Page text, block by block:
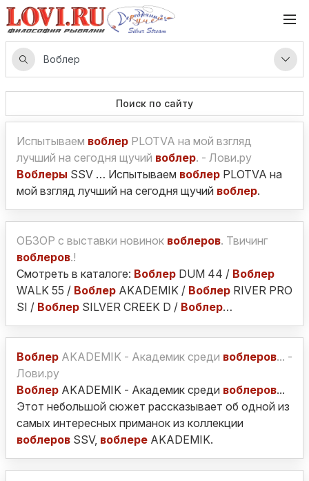
Поиск по сайту
Испытываем воблер PLOTVA на мой взгляд
лучший на сегодня щучий воблер. - Лови.ру
Воблеры SSV … Испытываем воблер PLOTVA на
мой взгляд лучший на сегодня щучий воблер.
ОБЗОР с выставки новинок воблеров. Твичинг
воблеров.!
Смотреть в каталоге: Воблер DUM 44 / Воблер
WALK 55 / Воблер AKADEMIK / Воблер RIVER PRO
SI / Воблер SILVER CREEK D / Воблер…
Воблер AKADEMIK - Академик среди воблеров... -
Лови.ру
Воблер AKADEMIK - Академик среди воблеров...
Этот небольшой сюжет рассказывает об одной из
самых интересных приманок из коллекции
воблеров SSV, воблере AKADEMIK.